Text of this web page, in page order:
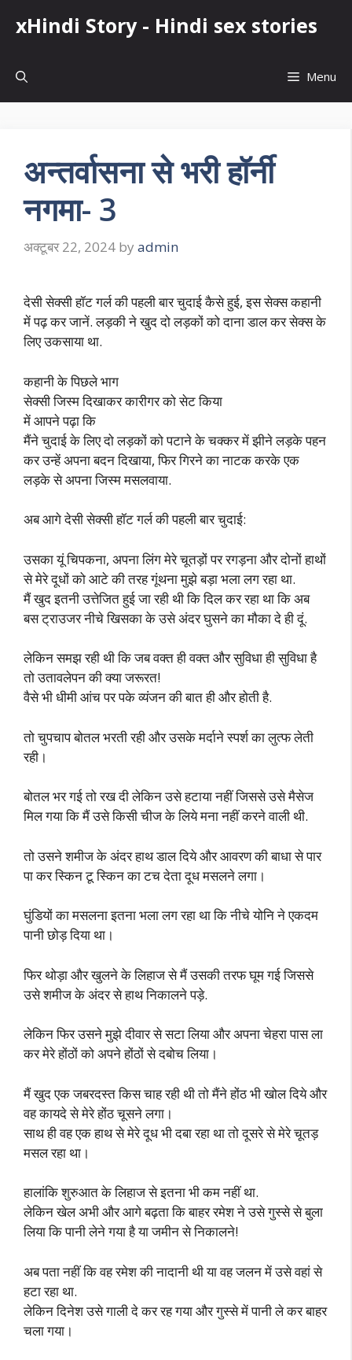
xHindi Story - Hindi sex stories
Menu
अन्तर्वासना से भरी हॉर्नी
नगमा- 3
अक्टूबर 22, 2024 by admin
देसी सेक्सी हॉट गर्ल की पहली बार चुदाई कैसे हुई, इस सेक्स कहानी
में पढ़ कर जानें. लड़की ने खुद दो लड़कों को दाना डाल कर सेक्स के
लिए उकसाया था.
कहानी के पिछले भाग
सेक्सी जिस्म दिखाकर कारीगर को सेट किया
में आपने पढ़ा कि
मैंने चुदाई के लिए दो लड़कों को पटाने के चक्कर में झीने लड़के पहन
कर उन्हें अपना बदन दिखाया, फिर गिरने का नाटक करके एक
लड़के से अपना जिस्म मसलवाया.
अब आगे देसी सेक्सी हॉट गर्ल की पहली बार चुदाई:
उसका यूं चिपकना, अपना लिंग मेरे चूतड़ों पर रगड़ना और दोनों हाथों
से मेरे दूधों को आटे की तरह गूंथना मुझे बड़ा भला लग रहा था.
मैं खुद इतनी उत्तेजित हुई जा रही थी कि दिल कर रहा था कि अब
बस ट्राउजर नीचे खिसका के उसे अंदर घुसने का मौका दे ही दूं.
लेकिन समझ रही थी कि जब वक्त ही वक्त और सुविधा ही सुविधा है
तो उतावलेपन की क्या जरूरत!
वैसे भी धीमी आंच पर पके व्यंजन की बात ही और होती है.
तो चुपचाप बोतल भरती रही और उसके मर्दाने स्पर्श का लुत्फ लेती
रही।
बोतल भर गई तो रख दी लेकिन उसे हटाया नहीं जिससे उसे मैसेज
मिल गया कि मैं उसे किसी चीज के लिये मना नहीं करने वाली थी.
तो उसने शमीज के अंदर हाथ डाल दिये और आवरण की बाधा से पार
पा कर स्किन टू स्किन का टच देता दूध मसलने लगा।
घुंडियों का मसलना इतना भला लग रहा था कि नीचे योनि ने एकदम
पानी छोड़ दिया था।
फिर थोड़ा और खुलने के लिहाज से मैं उसकी तरफ घूम गई जिससे
उसे शमीज के अंदर से हाथ निकालने पड़े.
लेकिन फिर उसने मुझे दीवार से सटा लिया और अपना चेहरा पास ला
कर मेरे होंठों को अपने होंठों से दबोच लिया।
मैं खुद एक जबरदस्त किस चाह रही थी तो मैंने होंठ भी खोल दिये और
वह कायदे से मेरे होंठ चूसने लगा।
साथ ही वह एक हाथ से मेरे दूध भी दबा रहा था तो दूसरे से मेरे चूतड़
मसल रहा था।
हालांकि शुरुआत के लिहाज से इतना भी कम नहीं था.
लेकिन खेल अभी और आगे बढ़ता कि बाहर रमेश ने उसे गुस्से से बुला
लिया कि पानी लेने गया है या जमीन से निकालने!
अब पता नहीं कि वह रमेश की नादानी थी या वह जलन में उसे वहां से
हटा रहा था.
लेकिन दिनेश उसे गाली दे कर रह गया और गुस्से में पानी ले कर बाहर
चला गया।